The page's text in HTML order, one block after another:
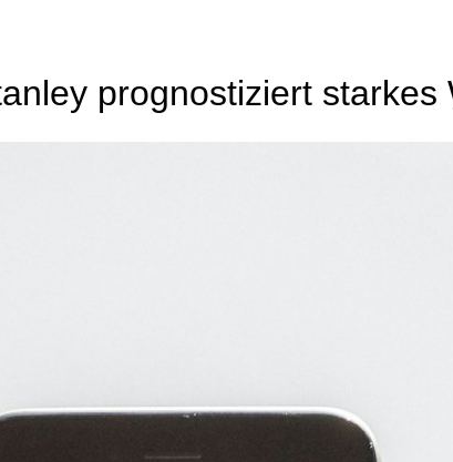
prognostiziert starkes